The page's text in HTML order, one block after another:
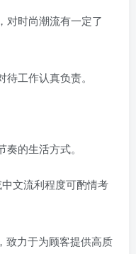
对时尚潮流有一定了
工作认真负责。
的生活方式。
文流利程度可酌情考
致力于为顾客提供高质